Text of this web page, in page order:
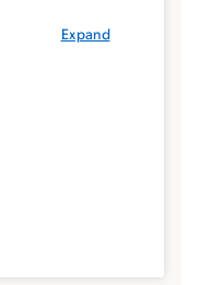
Expand